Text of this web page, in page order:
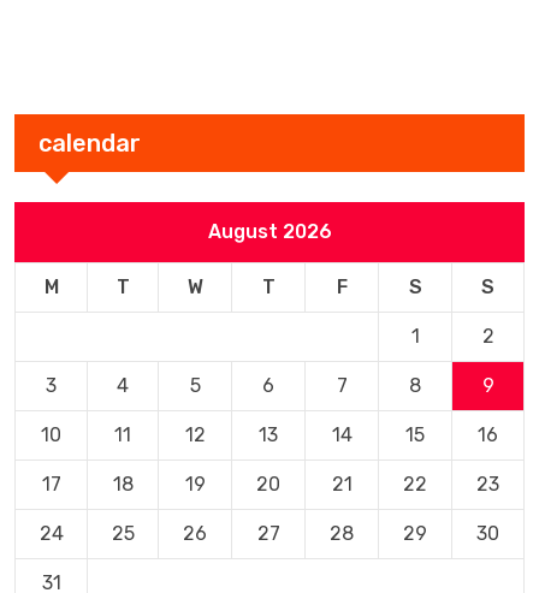
calendar
August 2026
M T W T F S S
1 2
3 4 5 6 7 8 9
10 11 12 13 14 15 16
17 18 19 20 21 22 23
24 25 26 27 28 29 30
31